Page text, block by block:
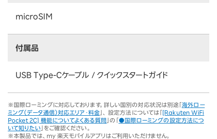
microSIM
付属品
USB Type-Cケーブル / クイックスタートガイド
※ 国際ローミングに対応しております。詳しい国別の対応状況は別途「海外ロー
ミング（データ通信）対応エリア・料金」、 設定方法については「[Rakuten WiFi
Pocket 2C] 機能についてよくある質問
」の「●国際ローミングの設定方法につ
いて知りたい」をご確認ください。
※本製品では、my 楽天モバイルアプリはご利用いただけません。